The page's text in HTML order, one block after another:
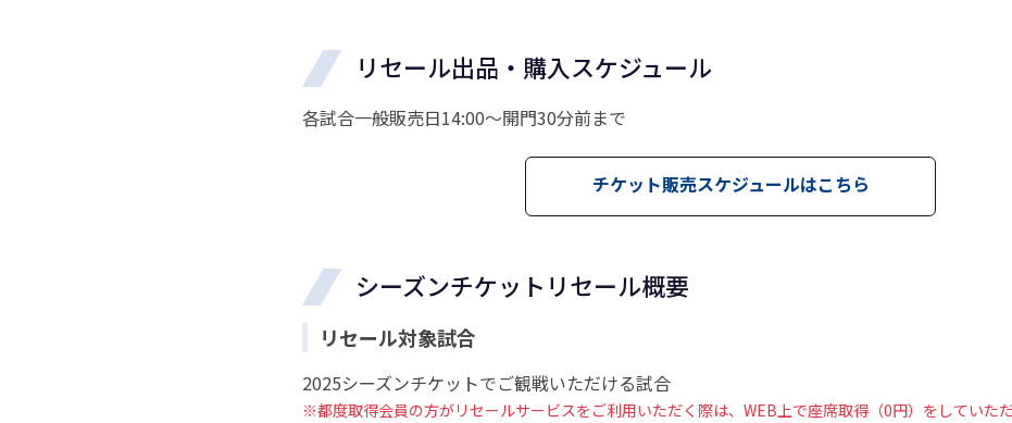
リセール出品・購入スケジュール
各試合一般販売日14:00～開門30分前まで
チケット販売スケジュールはこちら
シーズンチケットリセール概要
リセール対象試合
2025シーズンチケットでご観戦いただける試合
※都度取得会員の方がリセールサービスをご利用いただく際は、WEB上で座席取得（0円）をしていた